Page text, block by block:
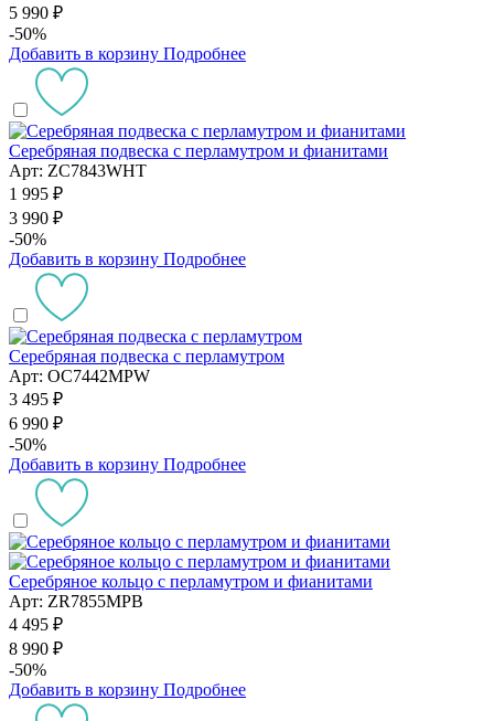
5 990 ₽
-50%
Добавить в корзину Подробнее
Серебряная подвеска с перламутром и фианитами
Арт: ZC7843WHT
1 995 ₽
3 990 ₽
-50%
Добавить в корзину Подробнее
Серебряная подвеска с перламутром
Арт: OC7442MPW
3 495 ₽
6 990 ₽
-50%
Добавить в корзину Подробнее
Серебряное кольцо с перламутром и фианитами
Арт: ZR7855MPB
4 495 ₽
8 990 ₽
-50%
Добавить в корзину Подробнее